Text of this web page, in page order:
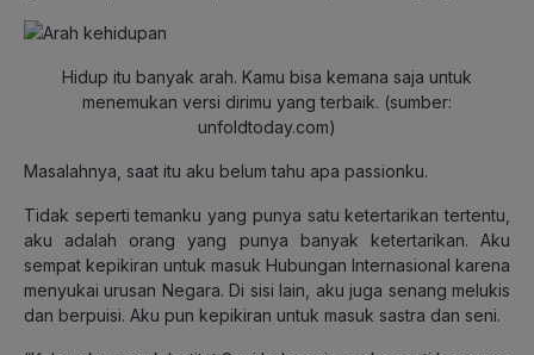
Hidup itu banyak arah. Kamu bisa kemana saja untuk
menemukan versi dirimu yang terbaik. (sumber:
unfoldtoday.com)
Masalahnya, saat itu aku belum tahu apa passionku.
Tidak seperti temanku yang punya satu ketertarikan tertentu,
aku adalah orang yang punya banyak ketertarikan. Aku
sempat kepikiran untuk masuk Hubungan Internasional karena
menyukai urusan Negara. Di sisi lain, aku juga senang melukis
dan berpuisi. Aku pun kepikiran untuk masuk sastra dan seni.